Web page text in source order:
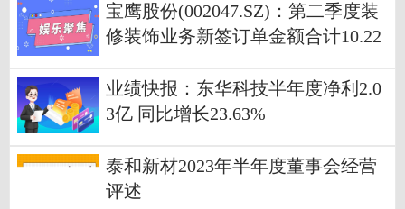
宝鹰股份(002047.SZ)：第二季度装
修装饰业务新签订单金额合计10.22
业绩快报：东华科技半年度净利2.0
3亿 同比增长23.63%
泰和新材2023年半年度董事会经营
评述